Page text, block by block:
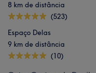
8 km de distância
(523)
Espaço Delas
9 km de distância
(10)